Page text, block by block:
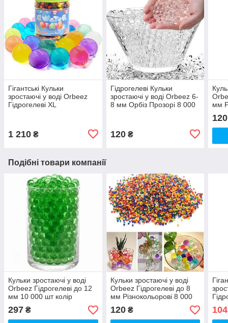
Гігантські Кульки
зростаючі у воді Orbeez
Гідрогелеві XL
1 210 ₴
Гідрогелеві Кульки
зростаючі у воді Orbeez 6-
8 мм Орбіз Прозорі 8 000
120₴
мм
120
Подібні товари компанії
Кульки зростаючі у воді
Orbeez Гідрогелеві до 12
мм 10 000 шт колір
Зелений (01838)
297 ₴
Кульки зростаючі у воді
Orbeez Гідрогелеві до 8
мм Різнокольорові 8 000
шт (00022)
120₴ 104